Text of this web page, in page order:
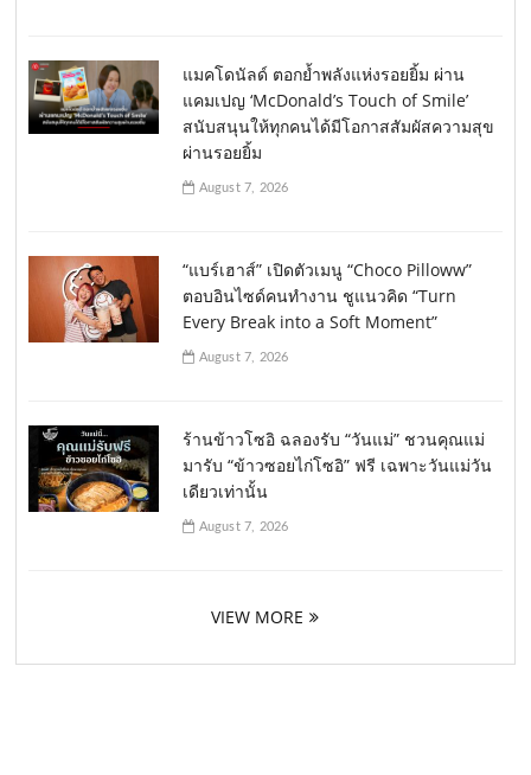
แมคโดนัลด์ ตอกย้ำพลังแห่งรอยยิ้ม ผ่าน
แคมเปญ ‘McDonald’s Touch of Smile’
สนับสนุนให้ทุกคนได้มีโอกาสสัมผัสความสุข
ผ่านรอยยิ้ม
August 7, 2026
“แบร์เฮาส์” เปิดตัวเมนู “Choco Pilloww”
ตอบอินไซด์คนทำงาน ชูแนวคิด “Turn
Every Break into a Soft Moment”
August 7, 2026
ร้านข้าวโซอิ ฉลองรับ “วันแม่” ชวนคุณแม่
มารับ “ข้าวซอยไก่โซอิ” ฟรี เฉพาะวันแม่วัน
เดียวเท่านั้น
August 7, 2026
VIEW MORE